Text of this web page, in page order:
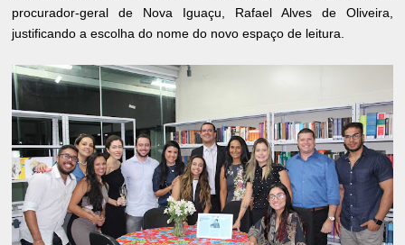
procurador-geral de Nova Iguaçu, Rafael Alves de Oliveira,
justificando a escolha do nome do novo espaço de leitura.